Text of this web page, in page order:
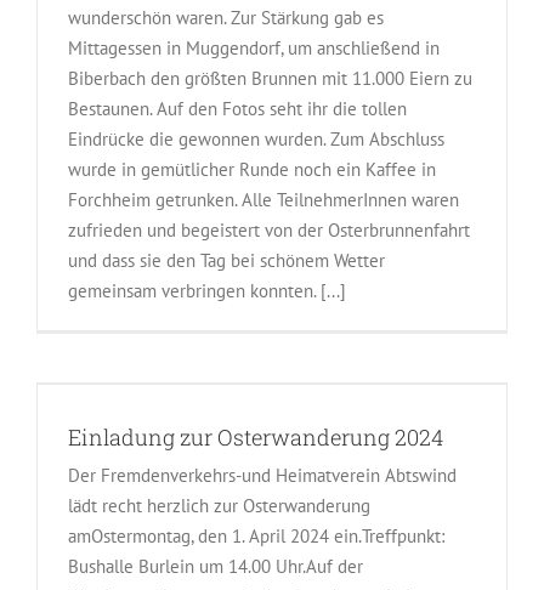
wunderschön waren. Zur Stärkung gab es
Mittagessen in Muggendorf, um anschließend in
Biberbach den größten Brunnen mit 11.000 Eiern zu
Bestaunen. Auf den Fotos seht ihr die tollen
Eindrücke die gewonnen wurden. Zum Abschluss
wurde in gemütlicher Runde noch ein Kaffee in
Forchheim getrunken. Alle TeilnehmerInnen waren
zufrieden und begeistert von der Osterbrunnenfahrt
und dass sie den Tag bei schönem Wetter
gemeinsam verbringen konnten. [...]
Einladung zur Osterwanderung 2024
Der Fremdenverkehrs-und Heimatverein Abtswind
lädt recht herzlich zur Osterwanderung
amOstermontag, den 1. April 2024 ein.Treffpunkt:
Bushalle Burlein um 14.00 Uhr.Auf der